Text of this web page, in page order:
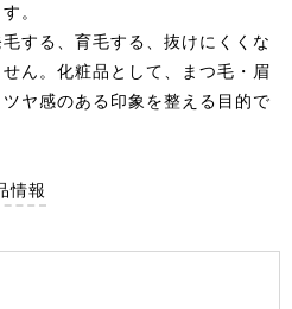
。
する、育毛する、抜けにくくな
ん。化粧品として、まつ毛・眉
ヤ感のある印象を整える目的で
情報